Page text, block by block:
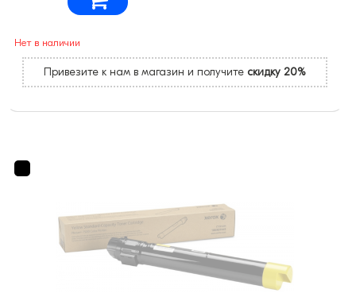
Нет в наличии
Привезите к нам в магазин и получите скидку 20%